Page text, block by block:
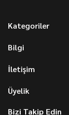
Kategoriler
Bilgi
İletişim
Üyelik
Bizi Takip Edin